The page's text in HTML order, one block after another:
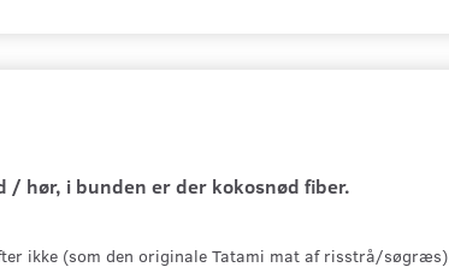
/ hør, i bunden er der kokosnød fiber.
ikke (som den originale Tatami mat af risstrå/søgræs)